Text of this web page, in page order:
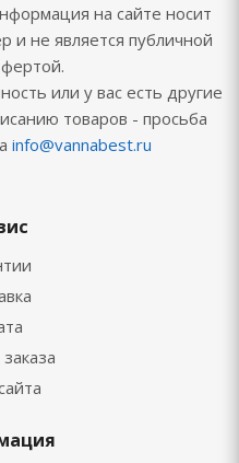
на сайте носит
и не является публичной
или у вас есть другие
товаров - просьба
info@vannabest.ru